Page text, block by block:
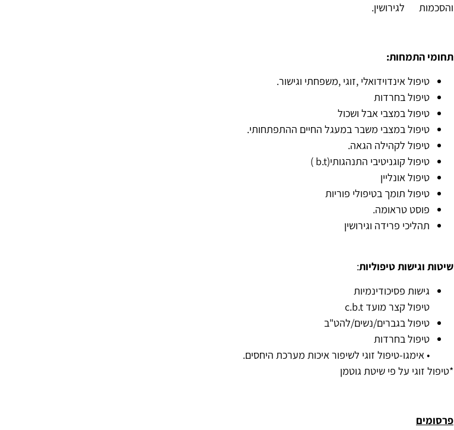
והסכמות לגירושין.
תחומי התמחות:
טיפול אינדוידואלי ,זוגי ,משפחתי וגישור.
טיפול בחרדות
טיפול במצבי אבל ושכול
טיפול במצבי משבר במעגל החיים ההתפתחותי.
טיפול לקהילה הגאה.
טיפול קוגניטיבי התנהגותי(b.t )
טיפול אונליין
טיפול תומך בטיפולי פוריות
פוסט טראומה.
תהליכי פרידה וגירושין
שיטות וגישות טיפוליות:
גישות פסיכודינמיות
טיפול קצר מועד c.b.t
טיפול בגברים/נשים/להט"ב
טיפול בחרדות
• אימגו-טיפול זוגי לשיפור איכות מערכת היחסים.
*טיפול זוגי על פי שיטת גוטמן
פרסומים